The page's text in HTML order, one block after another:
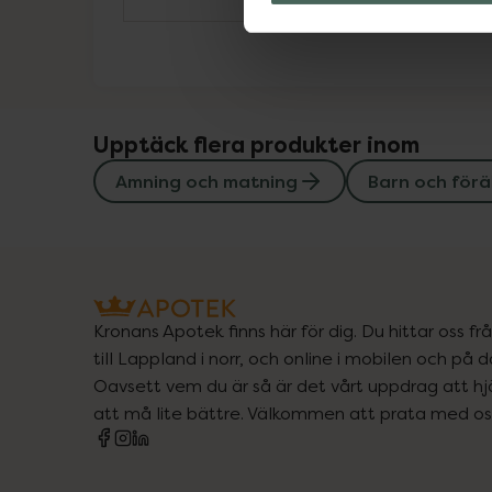
Upptäck flera produkter inom
Amning och matning Barn och
Kronans Apotek finns här för dig. Du hittar oss
till Lappland i norr, och online i mobilen och på
Oavsett vem du är så är det vårt uppdrag att
att må lite bättre. Välkommen att prata med